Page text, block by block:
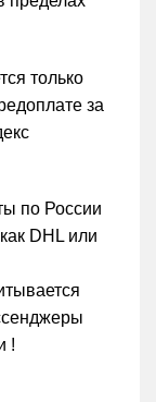
только
за
по России
DHL или
!